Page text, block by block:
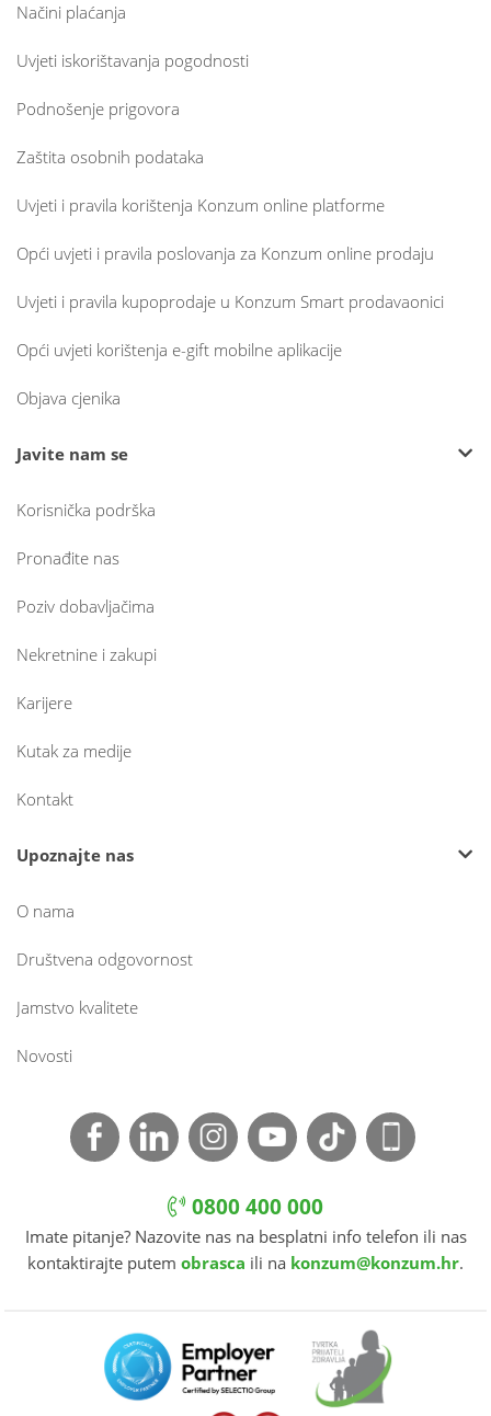
Načini plaćanja
Uvjeti iskorištavanja pogodnosti
Podnošenje prigovora
Zaštita osobnih podataka
Uvjeti i pravila korištenja Konzum online platforme
Opći uvjeti i pravila poslovanja za Konzum online prodaju
Uvjeti i pravila kupoprodaje u Konzum Smart prodavaonici
Opći uvjeti korištenja e-gift mobilne aplikacije
Objava cjenika
Javite nam se
Korisnička podrška
Pronađite nas
Poziv dobavljačima
Nekretnine i zakupi
Karijere
Kutak za medije
Kontakt
Upoznajte nas
O nama
Društvena odgovornost
Jamstvo kvalitete
Novosti
0800 400 000
Imate pitanje? Nazovite nas na besplatni info telefon ili nas
kontaktirajte putem obrasca ili na konzum@konzum.hr.